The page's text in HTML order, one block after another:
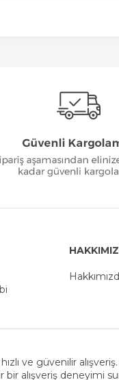
ve güvenilir
alışveriş deneyimi